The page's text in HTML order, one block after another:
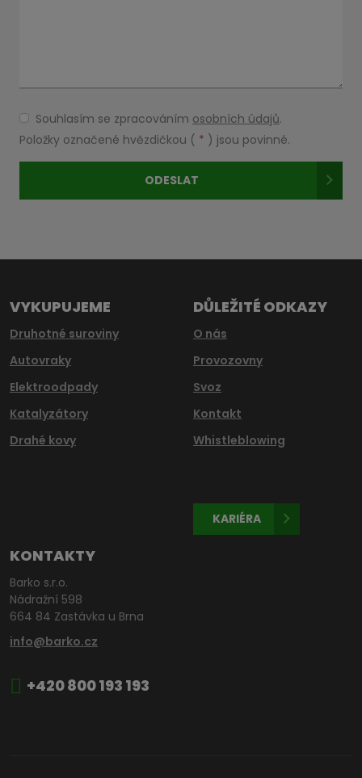
Souhlasím
se
zpracováním
osobních
Souhlasím se zpracováním osobních údajů.
Položky označené hvězdičkou ( * ) jsou povinné.
ODESLAT
nepodařilo
VYKUPUJEME
Druhotné suroviny
Autovraky
Elektroodpady
Katalyzátory
Drahé kovy
DŮLEŽITÉ ODKAZY
O nás
Provozovny
Svoz
Kontakt
Whistleblowing
KARIÉRA
KONTAKTY
Barko s.r.o.
Nádražní 598
664 84 Zastávka u Brna
info@barko.cz
+420 800 193 193